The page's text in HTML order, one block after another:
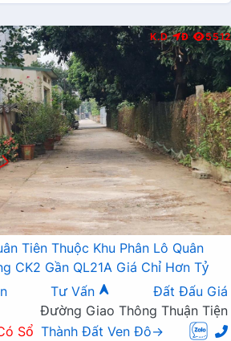
K.D Đ 5512
Tiên Thuộc Khu Phân Lô Quân
CK2 Gần QL21A Giá Chỉ Hơn Tỷ
Tư Vấn
Đất Đấu Giá
Đường Giao Thông Thuận Tiện
Sổ Thành Đất Ven Đô→